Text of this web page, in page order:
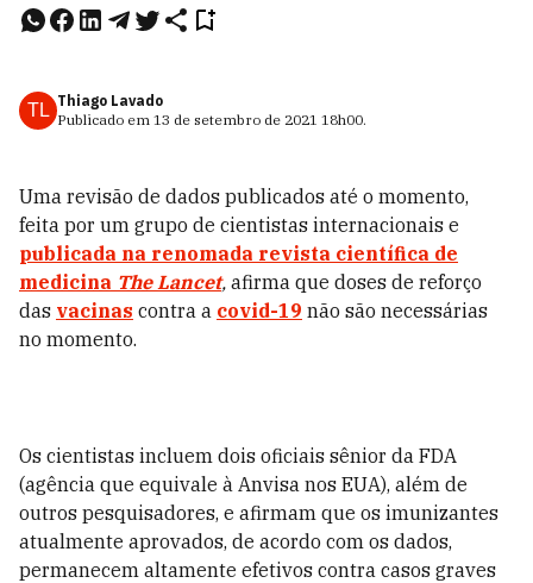
TL Thiago Lavado
Publicado em 13 de setembro de 2021 18h00.
Uma revisão de dados publicados até o momento,
feita por um grupo de cientistas internacionais e
publicada na renomada revista científica de
medicina The Lancet, afirma que doses de reforço
das vacinas contra a covid-19 não são necessárias
no momento.
Os cientistas incluem dois oficiais sênior da FDA
(agência que equivale à Anvisa nos EUA), além de
outros pesquisadores, e afirmam que os imunizantes
atualmente aprovados, de acordo com os dados,
permanecem altamente efetivos contra casos graves